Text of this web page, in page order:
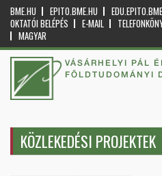
BME.HU EPITO.BME.HU
OKTATÓI BELÉPÉS
E-MAIL
MAGYAR
VÁSÁRHELYI PÁL
FÖLDTUDOMÁNYI
KÖZLEKEDÉSI PROJEKTEK